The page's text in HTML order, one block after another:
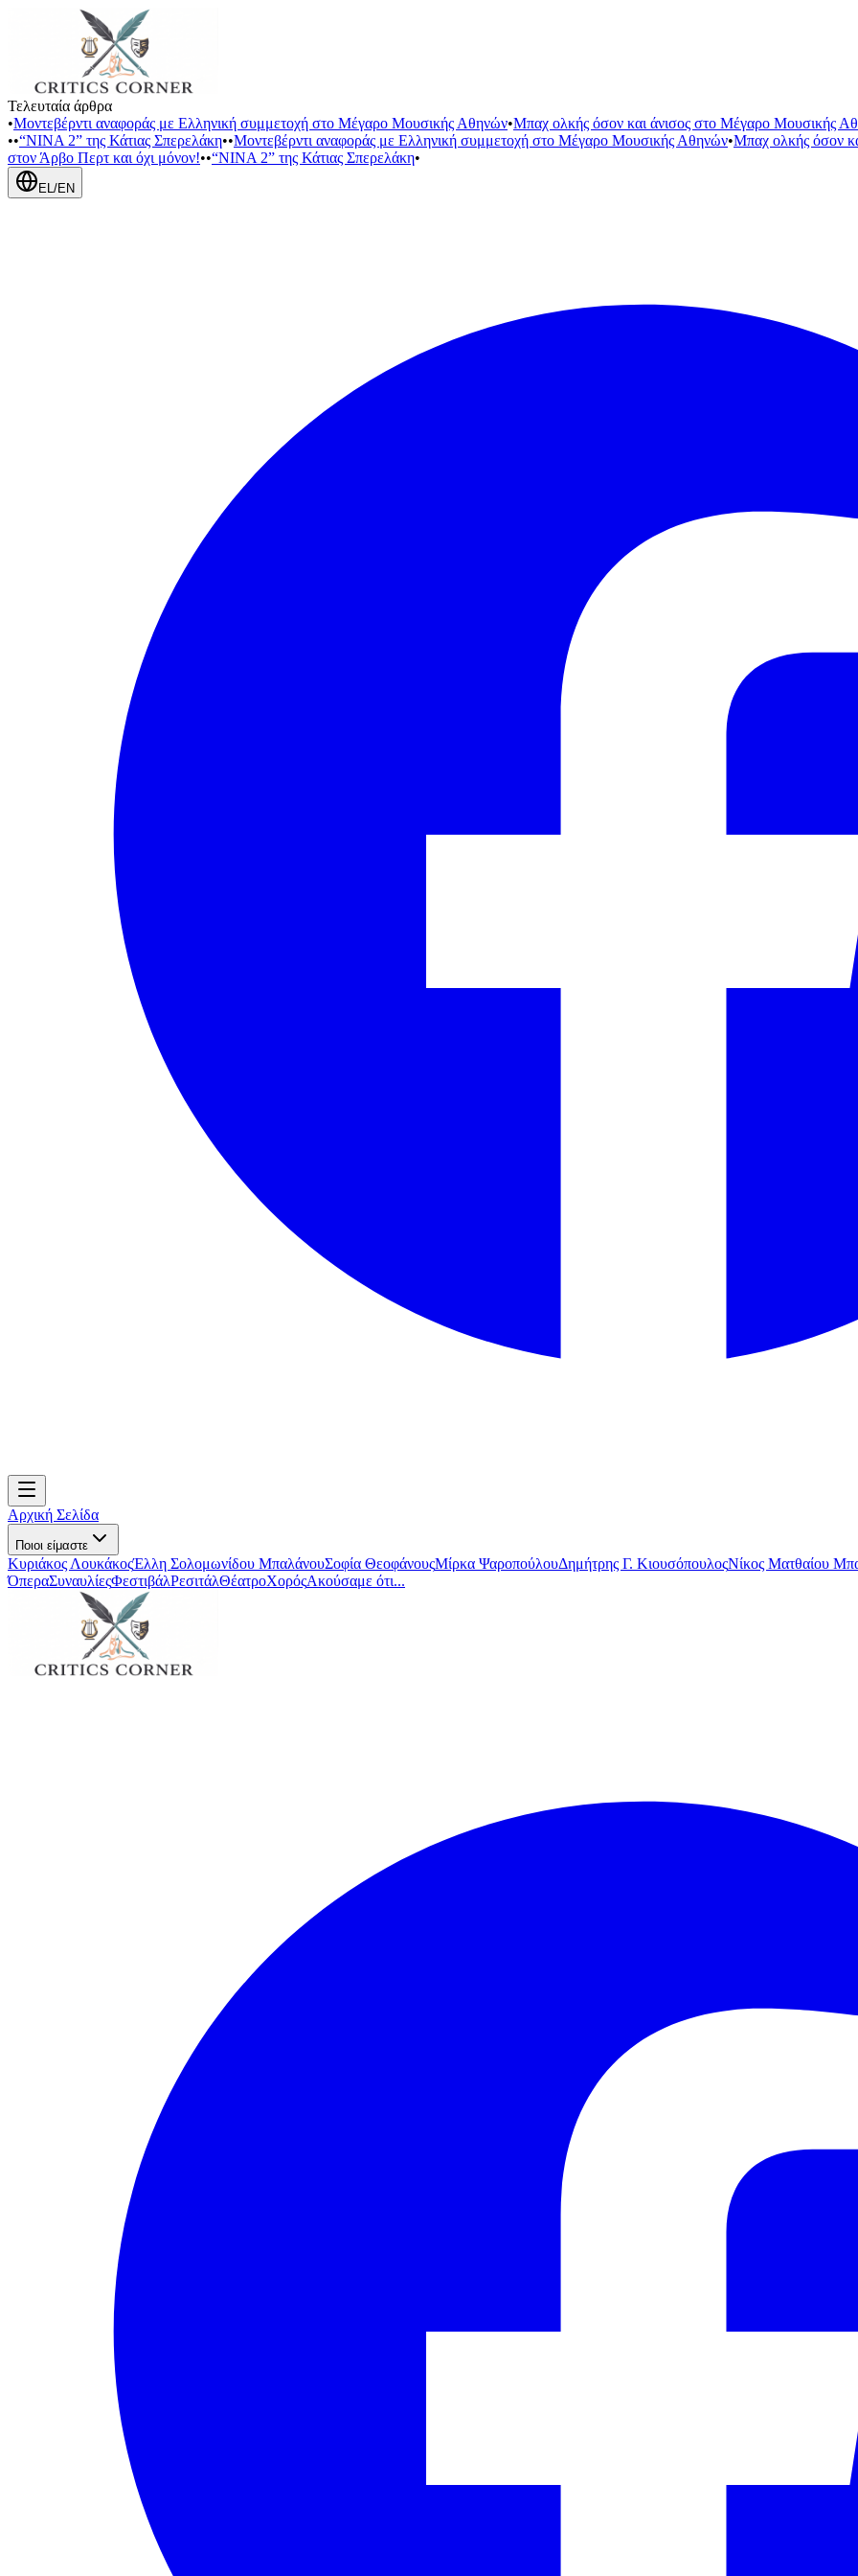
Τελευταία άρθρα
•Μοντεβέρντι αναφοράς με Ελληνική συμμετοχή στο Μέγαρο Μουσικής Αθηνών•Μπαχ ολκής όσον και άνισος στο Μέγαρο Μουσικής
••“NINA 2” της Κάτιας Σπερελάκη••Μοντεβέρντι αναφοράς με Ελληνική συμμετοχή στο Μέγαρο Μουσικής Αθηνών•Μπαχ ολκής όσον
στον Άρβο Περτ και όχι μόνον!••“NINA 2” της Κάτιας Σπερελάκη•
EL/EN
Αρχική Σελίδα
Ποιοι είμαστε
Κυριάκος ΛουκάκοςΈλλη Σολομωνίδου ΜπαλάνουΣοφία ΘεοφάνουςΜίρκα ΨαροπούλουΔημήτρης Γ. ΚιουσόπουλοςΝίκος Ματθαίου
ΌπεραΣυναυλίεςΦεστιβάλΡεσιτάλΘέατροΧορόςΑκούσαμε ότι...